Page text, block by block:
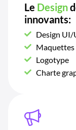
Le Design
innovants:
Design UI/
Maquettes
Logotype
Charte